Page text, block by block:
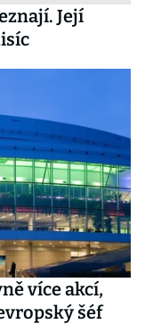
Její
více akcí,
šéf